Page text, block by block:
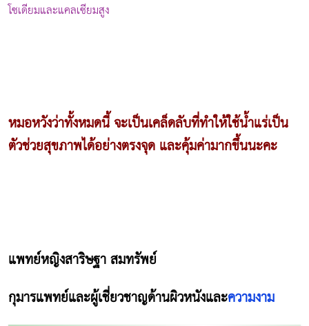
โซเดียมและแคลเซียมสูง
หมอหวังว่าทั้งหมดนี้ จะเป็นเคล็ดลับที่ทำให้ใช้น้ำแร่เป็น
ตัวช่วยสุขภาพได้อย่างตรงจุด และคุ้มค่ามากขึ้นนะคะ
แพทย์หญิงสาริษฐา สมทรัพย์
กุมารแพทย์และผู้เชี่ยวชาญด้านผิวหนังและความงาม